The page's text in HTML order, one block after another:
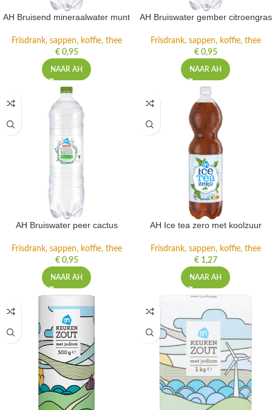
AH Bruisend mineraalwater munt
Frisdrank, sappen, koffie, thee
€0,95
NAAR AH
AH Bruiswater gember citroengras
Frisdrank, sappen, koffie, thee
€0,95
NAAR AH
AH Bruiswater peer cactus
Frisdrank, sappen, koffie, thee
€0,95
NAAR AH
AH Ice tea zero met koolzuur
Frisdrank, sappen, koffie, thee
€1,27
NAAR AH